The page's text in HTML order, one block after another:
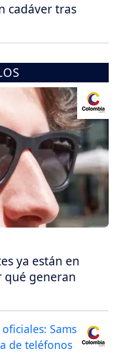
cadáver tras
ya están en
qué generan